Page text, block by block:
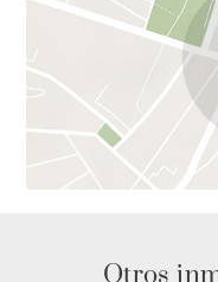
Otros